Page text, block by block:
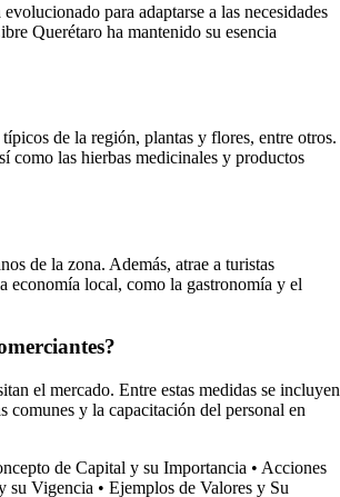
para adaptarse a las necesidades
Querétaro ha mantenido su esencia
de la región, plantas y flores, entre otros.
como las hierbas medicinales y productos
de la zona. Además, atrae a turistas
economía local, como la gastronomía y el
el mercado. Entre estas medidas se incluyen
comunes y la capacitación del personal en
de Capital y su Importancia • Acciones
su Vigencia • Ejemplos de Valores y Su